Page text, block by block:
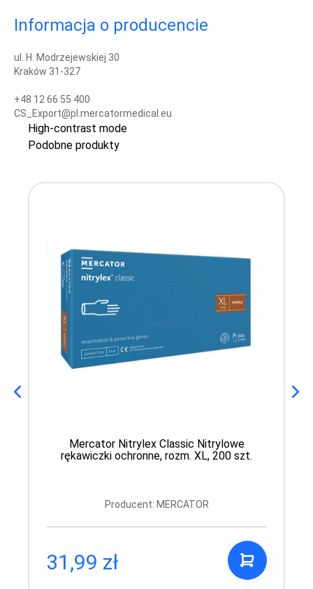
Informacja o producencie
ul. H. Modrzejewskiej 30
Kraków 31-327
+48 12 66 55 400
CS_Export@pl.mercatormedical.eu
High-contrast mode
Podobne produkty
Mercator Nitrylex Classic Nitrylowe
rękawiczki ochronne, rozm. XL, 200 szt.
Producent: MERCATOR
31,99 zł